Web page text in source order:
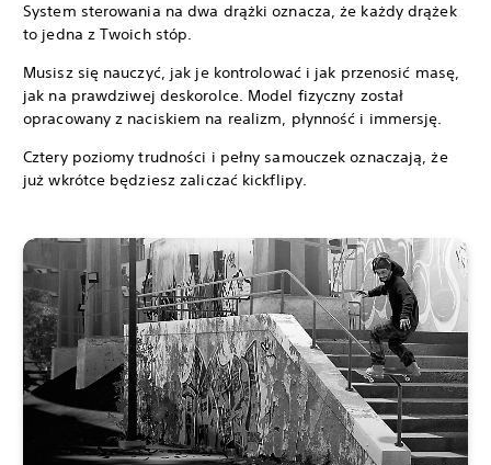
System sterowania na dwa drążki oznacza, że każdy drążek
to jedna z Twoich stóp.
Musisz się nauczyć, jak je kontrolować i jak przenosić masę,
jak na prawdziwej deskorolce. Model fizyczny został
opracowany z naciskiem na realizm, płynność i immersję.
Cztery poziomy trudności i pełny samouczek oznaczają, że
już wkrótce będziesz zaliczać kickflipy.